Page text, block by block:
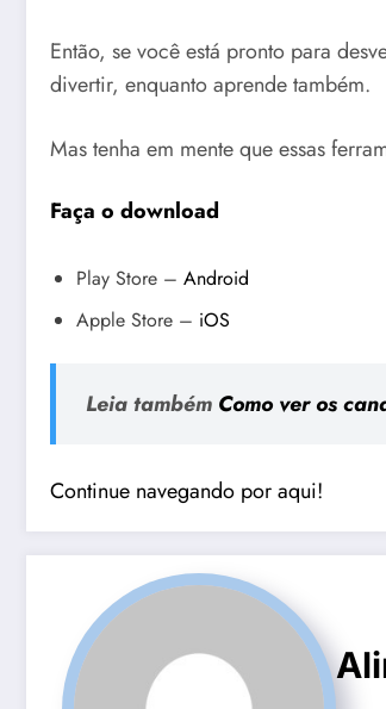
Então, se você está pronto para
divertir, enquanto aprende também.
Mas tenha em mente que essas
Faça o download
Play Store – Android
Apple Store – iOS
Leia também Como ver os
Continue navegando por aqui!